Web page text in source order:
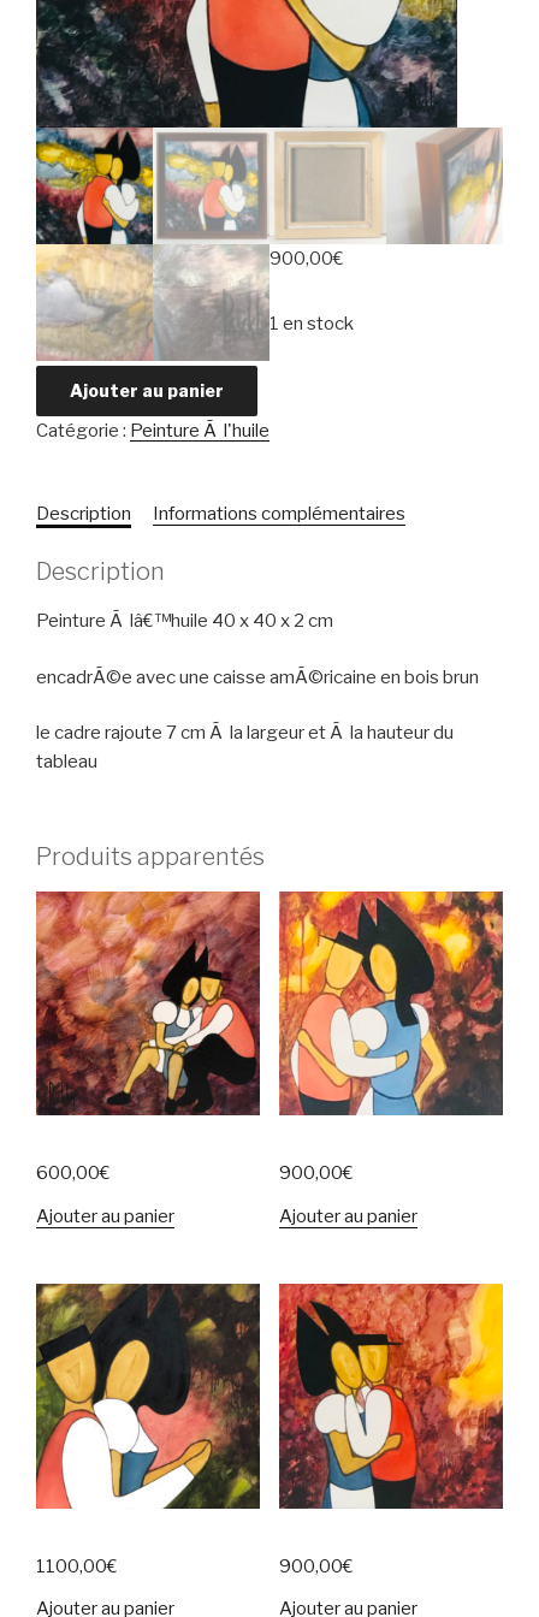
900,00€
1 en stock
Ajouter au panier
Catégorie : Peinture Ã l'huile
Description Informations complémentaires
Description
Peinture Ã lâ€™huile 40 x 40 x 2 cm
encadrÃ©e avec une caisse amÃ©ricaine en bois brun
le cadre rajoute 7 cm Ã la largeur et Ã la hauteur du
tableau
Produits apparentés
600,00€
Ajouter au panier
900,00€
Ajouter au panier
1100,00€
Ajouter au panier
900,00€
Ajouter au panier